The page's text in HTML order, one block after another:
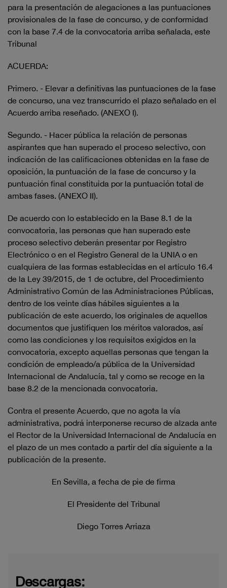
para la presentación de alegaciones a las puntuaciones
provisionales de la fase de concurso, y de conformidad
con la base 7.4 de la convocatoria arriba señalada, este
Tribunal
ACUERDA:
Primero. - Elevar a definitivas las puntuaciones de la fase
de concurso, una vez transcurrido el plazo señalado en el
Acuerdo arriba reseñado. (ANEXO I).
Segundo. - Hacer pública la relación de personas
aspirantes que han superado el proceso selectivo, con
indicación de las calificaciones obtenidas en la fase de
oposición, la puntuación de la fase de concurso y la
puntuación final constituida por la puntuación total de
ambas fases. (ANEXO II).
De acuerdo con lo establecido en la Base 8.1 de la
convocatoria, las personas que han superado este
proceso selectivo deberán presentar por Registro
Electrónico o en el Registro General de la UNIA o en
cualquiera de las formas establecidas en el artículo 16.4
de la Ley 39/2015, de 1 de octubre, del Procedimiento
Administrativo Común de las Administraciones Públicas,
dentro de los veinte días hábiles siguientes a la
publicación de este acuerdo, los originales de aquellos
documentos que justifiquen los méritos valorados, así
como las condiciones y los requisitos exigidos en la
convocatoria, excepto aquellas personas que tengan la
condición de empleado/a pública de la Universidad
Internacional de Andalucía, tal y como se recoge en la
base 8.2 de la mencionada convocatoria.
Contra el presente Acuerdo, que no agota la vía
administrativa, podrá interponerse recurso de alzada ante
el Rector de la Universidad Internacional de Andalucía en
el plazo de un mes contado a partir del día siguiente a la
publicación de la presente.
En Sevilla, a fecha de pie de firma
El Presidente del Tribunal
Diego Torres Arriaza
Descargas: